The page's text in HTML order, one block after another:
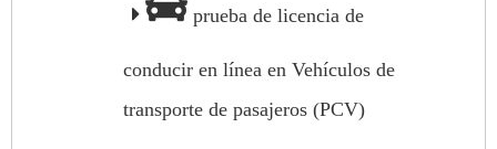
prueba de licencia de
conducir en línea en Vehículos de
transporte de pasajeros (PCV)